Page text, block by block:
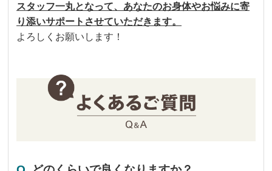
スタッフ一丸となって、あなたのお身体やお悩みに寄
り添いサポートさせていただきます。
よろしくお願いします！